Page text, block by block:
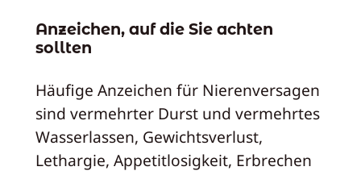
Anzeichen, auf die Sie achten
sollten
Häufige Anzeichen für Nierenversagen
sind vermehrter Durst und vermehrtes
Wasserlassen, Gewichtsverlust,
Lethargie, Appetitlosigkeit, Erbrechen